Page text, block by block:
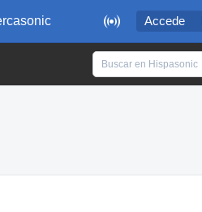
 Accede